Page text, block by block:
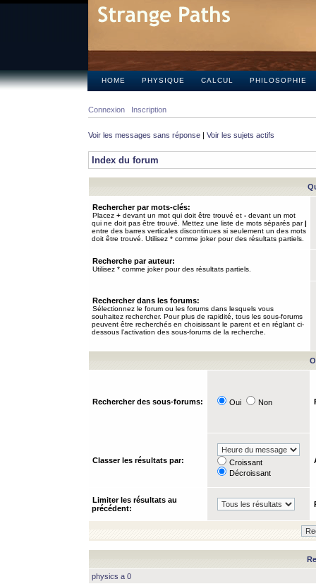
HOME PHYSIQUE CALCUL PHILOSOPHIE
Connexion Inscription
Voir les messages sans réponse | Voir les sujets actifs
Index du forum
Rechercher par mots-clés:
Placez + devant un mot qui doit être trouvé et - devant un mot
qui ne doit pas être trouvé. Mettez une liste de mots séparés par|
entre des barres verticales discontinues si seulement un des mots
doit être trouvé. Utilisez * comme joker pour des résultats partiels.
Recherche par auteur:
Utilisez * comme joker pour des résultats partiels.
Rechercher dans les forums:
Sélectionnez le forum ou les forums dans lesquels vous
souhaitez rechercher. Pour plus de rapidité, tous les sous-forums
peuvent être recherchés en choisissant le parent et en réglant ci-
dessous l’activation des sous-forums de la recherche.
Rechercher des sous-forums: Oui Non
Classer les résultats par:
Croissant
Décroissant
Limiter les résultats au
précédent:
physics a 0